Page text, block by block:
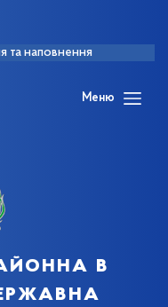
та наповнення
Меню
в